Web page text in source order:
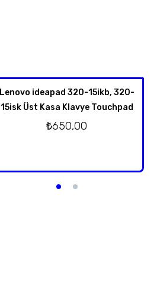
Lenovo ideapad 320-15ikb, 320-
15isk Üst Kasa Klavye Touchpad
₺650,00